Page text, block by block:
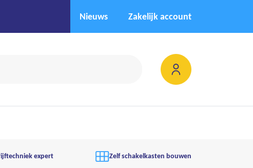
Nieuws Zakelijk account
expert Zelf schakelkasten bouwen